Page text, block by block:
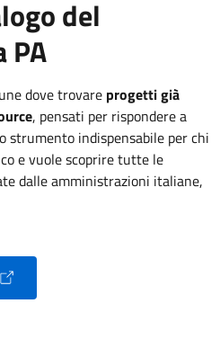
del
PA
dove trovare progetti già
, pensati per rispondere a
strumento indispensabile per chi
e vuole scoprire tutte le
dalle amministrazioni italiane,
tab